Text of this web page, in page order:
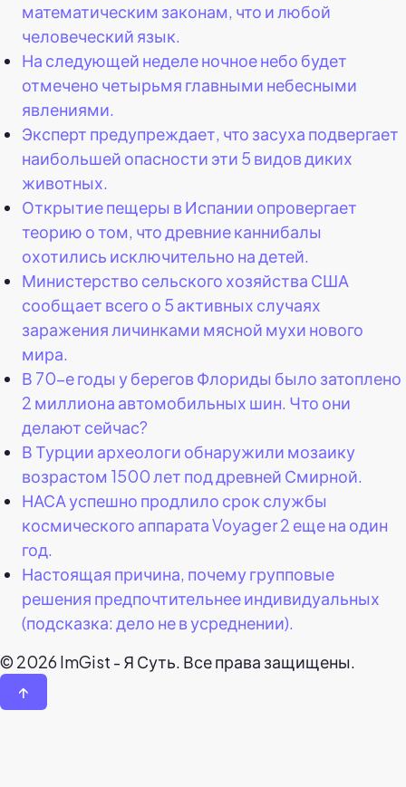
математическим законам, что и любой
человеческий язык.
На следующей неделе ночное небо будет
отмечено четырьмя главными небесными
явлениями.
Эксперт предупреждает, что засуха подвергает
наибольшей опасности эти 5 видов диких
животных.
Открытие пещеры в Испании опровергает
теорию о том, что древние каннибалы
охотились исключительно на детей.
Министерство сельского хозяйства США
сообщает всего о 5 активных случаях
заражения личинками мясной мухи нового
мира.
В 70-е годы у берегов Флориды было затоплено
2 миллиона автомобильных шин. Что они
делают сейчас?
В Турции археологи обнаружили мозаику
возрастом 1500 лет под древней Смирной.
НАСА успешно продлило срок службы
космического аппарата Voyager 2 еще на один
год.
Настоящая причина, почему групповые
решения предпочтительнее индивидуальных
(подсказка: дело не в усреднении).
© 2026 ImGist - Я Суть. Все права защищены.
↑